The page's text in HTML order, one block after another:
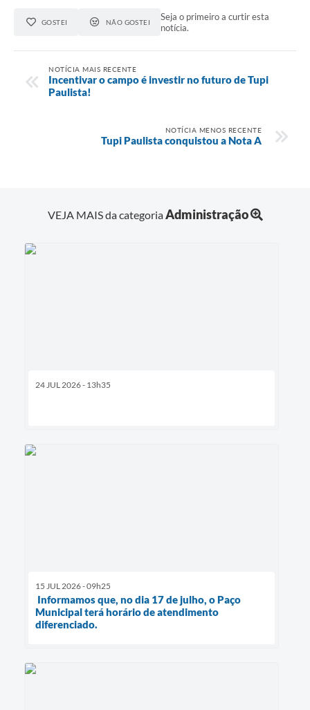
GOSTEI NÃO GOSTEI
Seja o primeiro a curtir esta
notícia.
NOTÍCIA MAIS RECENTE
Incentivar o campo é investir no futuro de Tupi
Paulista!
NOTÍCIA MENOS RECENTE
Tupi Paulista conquistou a Nota A
VEJA MAIS da categoriaAdministração
24 JUL 2026 - 13h35
15 JUL 2026 - 09h25
Informamos que, no dia 17 de julho, o Paço
Municipal terá horário de atendimento
diferenciado.